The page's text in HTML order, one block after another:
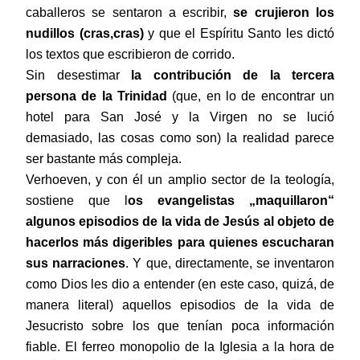
caballeros se sentaron a escribir,se crujieron los
nudillos (cras,cras)y que el Espíritu Santo les dictó
los textos que escribieron de corrido.
Sin desestimar
la contribución de la tercera
persona de la Trinidad (que, en lo de encontrar un
hotel para San José y la Virgen no se lució
demasiado, las cosas como son) la realidad parece
ser bastante más compleja.
Verhoeven, y con él un amplio sector de la teología,
sostiene que l os evangelistas „maquillaron“
algunos episodios de la vida de Jesús al objeto de
hacerlos más digeribles para quienes escucharan
sus narraciones. Y que, directamente, se inventaron
como Dios les dio a entender (en este caso, quizá, de
manera literal) aquellos episodios de la vida de
Jesucristo sobre los que tenían poca información
fiable. El ferreo monopolio de la Iglesia a la hora de